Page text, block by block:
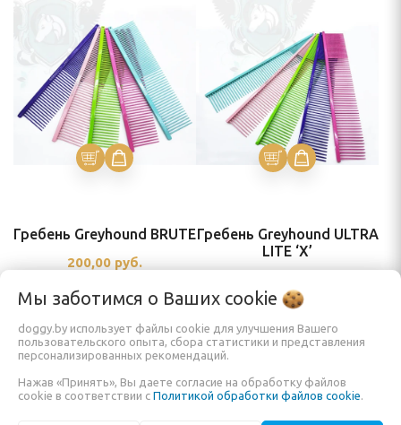
Гребень Greyhound BRUTE
200,00 руб.
Гребень Greyhound ULTRA
LITE ‘X’
Мы заботимся о Ваших cookie
doggy.by использует файлы cookie для улучшения Вашего
пользовательского опыта, сбора статистики и представления
персонализированных рекомендаций.
Нажав «Принять», Вы даете согласие на обработку файлов
cookie в соответствии с Политикой обработки файлов cookie.